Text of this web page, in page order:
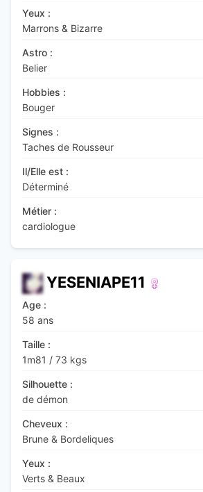
Yeux :
Marrons & Bizarre
Astro :
Belier
Hobbies :
Bouger
Signes :
Taches de Rousseur
Il/Elle est :
Déterminé
Métier :
cardiologue
YESENIAPE11
Age :
58 ans
Taille :
1m81 / 73 kgs
Silhouette :
de démon
Cheveux :
Brune & Bordeliques
Yeux :
Verts & Beaux